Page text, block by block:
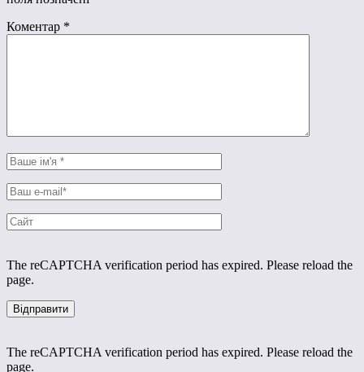
Коментар *
The reCAPTCHA verification period has expired. Please reload the
page.
The reCAPTCHA verification period has expired. Please reload the
page.